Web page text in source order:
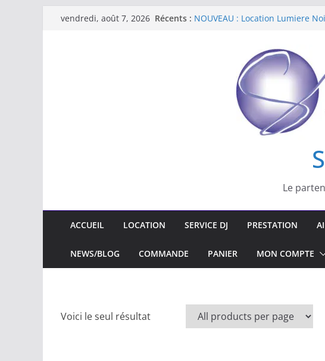
vendredi, août 7, 2026 Récents : NOUVEAU : Location Lumiere
Star Light Event
Star Light Event est spécialisé
Le
ACCUEIL LOCATION SERVICE DJ PRESTATION
NEWS/BLOG COMMANDE PANIER MON COMPTE
Voici le seul résultat